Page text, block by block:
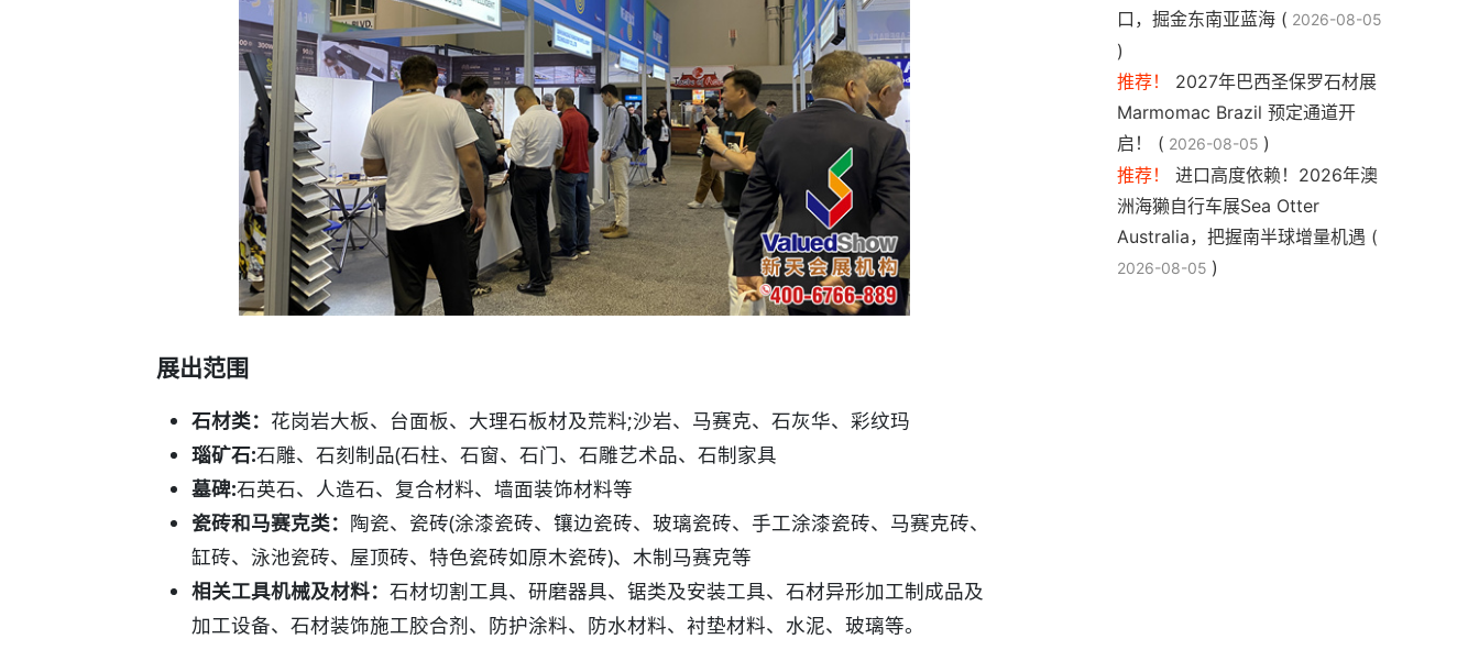
展出范围
石材类： 花岗岩大板、台面板、大理石板材及荒料;沙岩、马赛克、石灰华、彩纹玛
瑙矿石:石雕、石刻制品(石柱、石窗、石门、石雕艺术品、石制家具
墓碑:石英石、人造石、复合材料、墙面装饰材料等
瓷砖和马赛克类： 陶瓷、瓷砖(涂漆瓷砖、镶边瓷砖、玻璃瓷砖、手工涂漆瓷砖、马赛克砖、
缸砖、泳池瓷砖、屋顶砖、特色瓷砖如原木瓷砖)、木制马赛克等
相关工具机械及材料： 石材切割工具、研磨器具、锯类及安装工具、石材异形加工制成品及
加工设备、石材装饰施工胶合剂、防护涂料、防水材料、衬垫材料、水泥、玻璃等。
口，掘金东南亚蓝海 ( 2026-08-05
)
推荐！
2027年巴西圣保罗石材展
Marmomac Brazil 预定通道开
启！ ( 2026-08-05 )
推荐！
进口高度依赖！2026年澳
洲海獭自行车展Sea Otter
Australia，把握南半球增量机遇 (
2026-08-05 )